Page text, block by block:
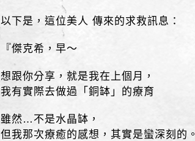
以下是，這位美人 傳來的求救訊息：
『傑克希，早～
想跟你分享，就是我在上個月，
我有實際去做過「銅缽」的療育
雖然…不是水晶缽，
但我那次療癒的感想，其實是蠻深刻的。